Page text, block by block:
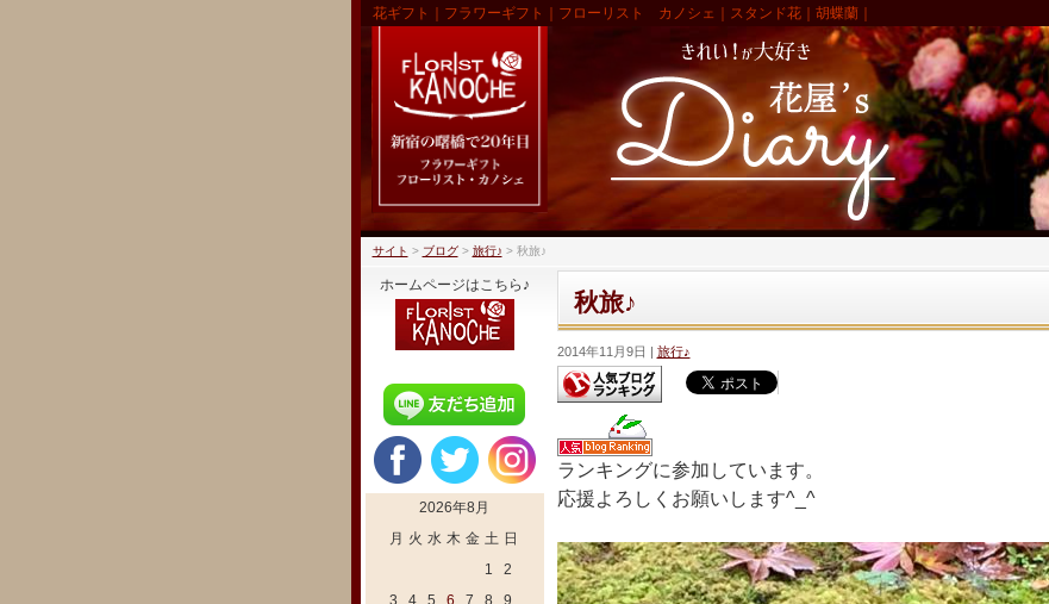
花ギフト｜フラワーギフト｜フローリスト カノシェ｜スタンド花｜胡蝶蘭｜
サイト > ブログ> 旅行♪ > 秋旅♪
秋旅♪
2014年11月9日 旅行♪
ランキングに参加しています。
応援よろしくお願いします^_^
ホームページはこちら♪
2026年8月
月 火 水 木 金 土 日
1
2
3
4 5 6 7 8
9